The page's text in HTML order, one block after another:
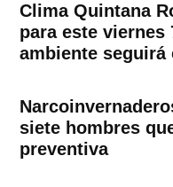
Clima Quintana
para este viernes
ambiente seguirá
siete hombres
preventiva